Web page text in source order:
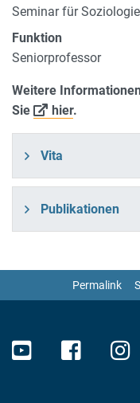
Seminar für Soziologie
Funktion
Seniorprofessor
Weitere
Sie
hier.
Vita
Publikationen
Permalink